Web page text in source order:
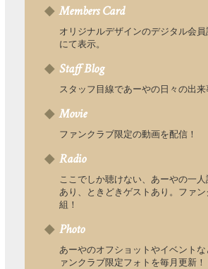
Members Card
オリジナルデザインのデジタル会
にて表示。
Staff Blog
スタッフ目線であーやの日々の出来
Movie
ファンクラブ限定の動画を配信！
Radio
ここでしか聴けない、あーやの一
あり、ときどきゲストあり。ファ
組！
Photo
あーやのオフショットやイベント
ァンクラブ限定フォトを毎月更新！